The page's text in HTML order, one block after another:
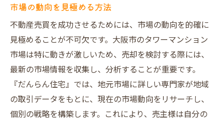
豊富な実績と経験の裏付け
お客様に寄り添った個別対応の魅力
最新のマーケティング手法を活用
地域に根ざした情報力の強み
迅速な対応とプロフェッショナルなアドバ
イス
売主様のニーズに応える柔軟なサポート
市場の動向を見極める方法
不動産売買を成功させるためには、市場の動向を的確に
見極めることが不可欠です。大阪市のタワーマンション
市場は特に動きが激しいため、売却を検討する際には、
最新の市場情報を収集し、分析することが重要です。
『だんらん住宅』では、地元市場に詳しい専門家が地域
の取引データをもとに、現在の市場動向をリサーチし、
個別の戦略を構築します。これにより、売主様は自分の